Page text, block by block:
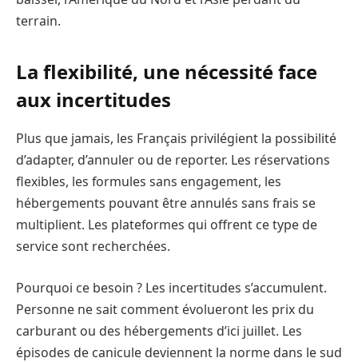
terrain.
La flexibilité, une nécessité face
aux incertitudes
Plus que jamais, les Français privilégient la possibilité
d’adapter, d’annuler ou de reporter. Les réservations
flexibles, les formules sans engagement, les
hébergements pouvant être annulés sans frais se
multiplient. Les plateformes qui offrent ce type de
service sont recherchées.
Pourquoi ce besoin ? Les incertitudes s’accumulent.
Personne ne sait comment évolueront les prix du
carburant ou des hébergements d’ici juillet. Les
épisodes de canicule deviennent la norme dans le sud